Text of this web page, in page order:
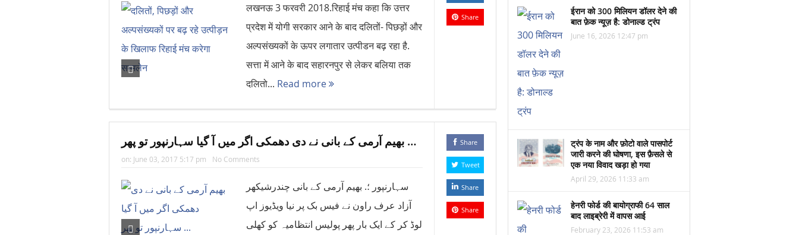
लखनऊ 3 फरवरी 2018.रिहाई मंच कहा कि उत्तर
प्रदेश में योगी सरकार आने के बाद दलितों- पिछड़ों और
अल्पसंख्यकों के ऊपर लगातार उत्पीडन बढ़ रहा है.
सत्ता में आने के बाद सहारनपुर से लेकर बलिया तक
दलितो... Read more
Share
بھیم آرمی کے بانی نے دی دھمکی اگر میں آ گیا سہارنپور تو پھر …
on: June 03, 2017 5:17 pm No Comments
سہارنپور ؛. بھیم آرمی کے بانی چندرشیکھر
آزاد عرف راون نے فیس بک پر نیا ویڈیوز اپ
لوڈ کر کے ایک بار پھر پولیس انتظامیہ کو کھلی
Share
Tweet
Share
Share
ईरान को 300 मिलियन डॉलर देने की
बात फ़ेक न्यूज़ है: डोनाल्ड ट्रंप
June 16, 2026 12:47 pm
ट्रंप के नाम और फ़ोटो वाले पासपोर्ट
जारी करने की घोषणा, इस फ़ैसले से
एक नया विवाद खड़ा हो गया
April 29, 2026 11:33 am
हेनरी फोर्ड की बायोग्राफी 64 साल
बाद लाइब्रेरी में वापस आई
February 23, 2026 11:53 am